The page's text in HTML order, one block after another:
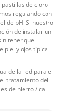
de cloro
regulando con
de pH. Si nuestro
de instalar un
tener que
piel y ojos típica
de la red para el
tratamiento del
de hierro / cal